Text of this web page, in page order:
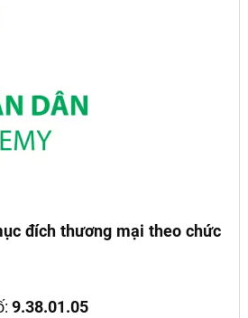
đích thương mại theo chức
9.38.01.05